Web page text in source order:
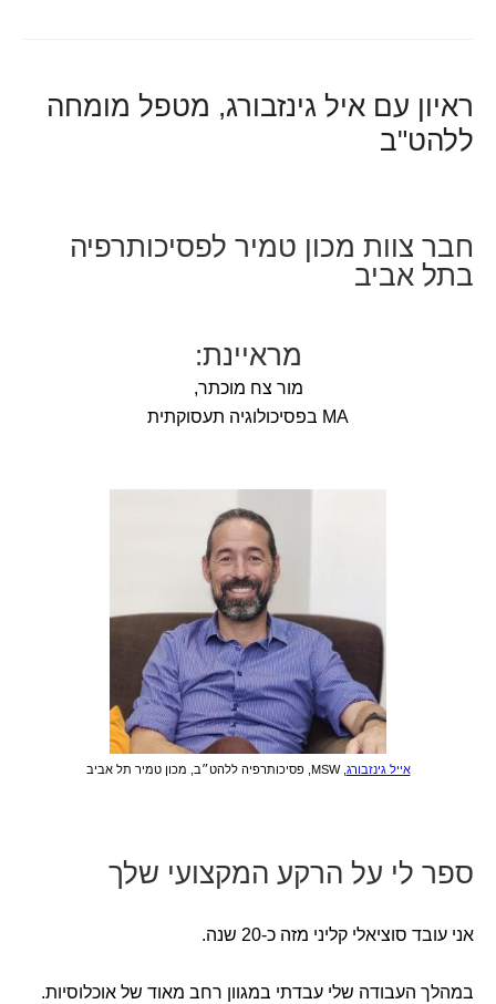
ראיון עם איל גינזבורג, מטפל מומחה
ללהט"ב
חבר צוות מכון טמיר לפסיכותרפיה
בתל אביב
מראיינת:
מור צח מוכתר,
MA בפסיכולוגיה תעסוקתית
אייל גינזבורג , MSW, פסיכותרפיה ללהט״ב, מכון טמיר תל אביב
ספר לי על הרקע המקצועי שלך
אני עובד סוציאלי קליני מזה כ-20 שנה.
במהלך העבודה שלי עבדתי במגוון רחב מאוד של אוכלוסיות.